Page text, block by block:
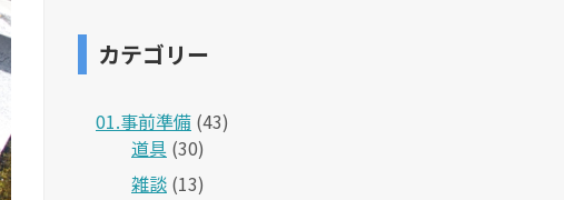
カテゴリー
01.事前準備 (43)
道具 (30)
雑談 (13)